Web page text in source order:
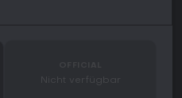
Nicht verfügbar